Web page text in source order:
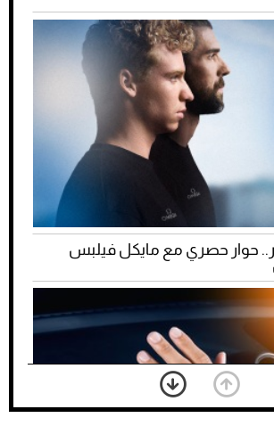
حوار حصري مع مايكل فيلبس